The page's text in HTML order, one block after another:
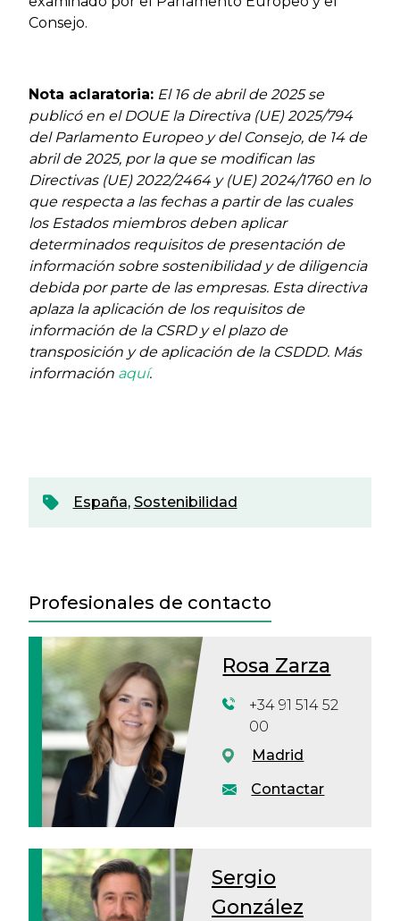
Consejo.
Nota aclaratoria: El 16 de abril de 2025 se
publicó en el DOUE la Directiva (UE) 2025/794
del Parlamento Europeo y del Consejo, de 14 de
abril de 2025, por la que se modifican las
Directivas (UE) 2022/2464 y (UE) 2024/1760 en lo
que respecta a las fechas a partir de las cuales
los Estados miembros deben aplicar
determinados requisitos de presentación de
información sobre sostenibilidad y de diligencia
debida por parte de las empresas. Esta directiva
aplaza la aplicación de los requisitos de
información de la CSRD y el plazo de
transposición y de aplicación de la CSDDD. Más
información aquí.
España, Sostenibilidad
Profesionales de contacto
Rosa Zarza
Contactar
+34 91 514 52
00
Madrid
Sergio
González